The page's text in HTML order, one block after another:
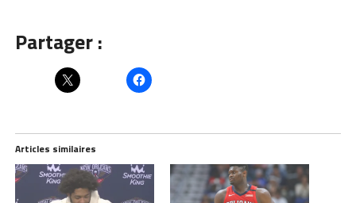
Partager :
Articles similaires